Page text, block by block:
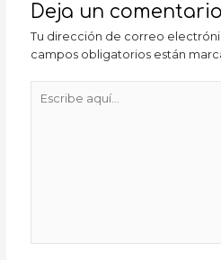
Deja un comentario
Tu dirección de correo
campos obligatorios están
aquí...